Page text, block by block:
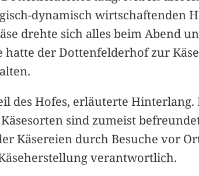
dynamisch wirtschaftenden
drehte sich alles beim Abend
der Dottenfelderhof zur
des Hofes, erläuterte
sind zumeist
Käsereien durch Besuche vor
verantwortlich.